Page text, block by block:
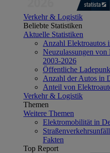
Verkehr & Logistik
Beliebte Statistiken
Aktuelle Statistiken
Anzahl Elektroautos
Neuzulassungen
2003-2026
Öffentliche
Anzahl der Autos in
Anteil von
Verkehr & Logistik
Themen
Weitere Themen
Elektromobilität in
Fakten
Top Report